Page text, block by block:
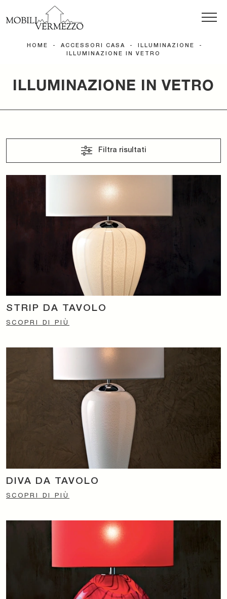
HOME - ACCESSORI CASA - ILLUMINAZIONE
-
ILLUMINAZIONE IN VETRO
ILLUMINAZIONE IN VETRO
Filtra risultati
STRIP DA TAVOLO
SCOPRI DI PIÙ
DIVA DA TAVOLO
SCOPRI DI PIÙ